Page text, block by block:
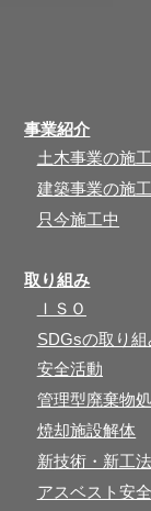
事業紹介
土木事業の施
建築事業の施
只今施工中
取り組み
ＩＳＯ
SDGsの取り組
安全活動
管理型廃棄物
焼却施設解体
新技術・新工法
アスベスト安